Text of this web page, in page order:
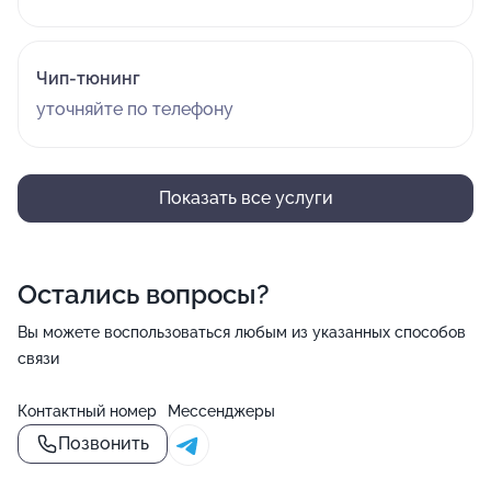
Чип-тюнинг
уточняйте по телефону
Показать все услуги
Остались вопросы?
Вы можете воспользоваться любым из указанных способов
связи
Контактный номер
Позвонить
Мессенджеры